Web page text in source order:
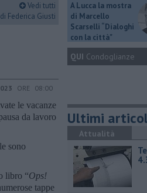
Vedi tutti
Federica Giusti
ORE 08:00
le vacanze
da lavoro
sono
libro “Ops!
tappe
A Lucca la mostra
di Marcello
Scarselli “Dialoghi
con la città"
QUI Condoglianze
Ultimi
Attualità